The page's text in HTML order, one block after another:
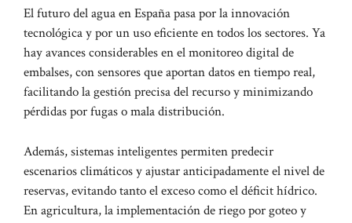
El futuro del agua en España pasa por la innovación
tecnológica y por un uso eficiente en todos los sectores. Ya
hay avances considerables en el monitoreo digital de
embalses, con sensores que aportan datos en tiempo real,
facilitando la gestión precisa del recurso y minimizando
pérdidas por fugas o mala distribución.
Además, sistemas inteligentes permiten predecir
escenarios climáticos y ajustar anticipadamente el nivel de
reservas, evitando tanto el exceso como el déficit hídrico.
En agricultura, la implementación de riego por goteo y